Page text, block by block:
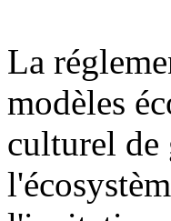
La
modèles
culturel de